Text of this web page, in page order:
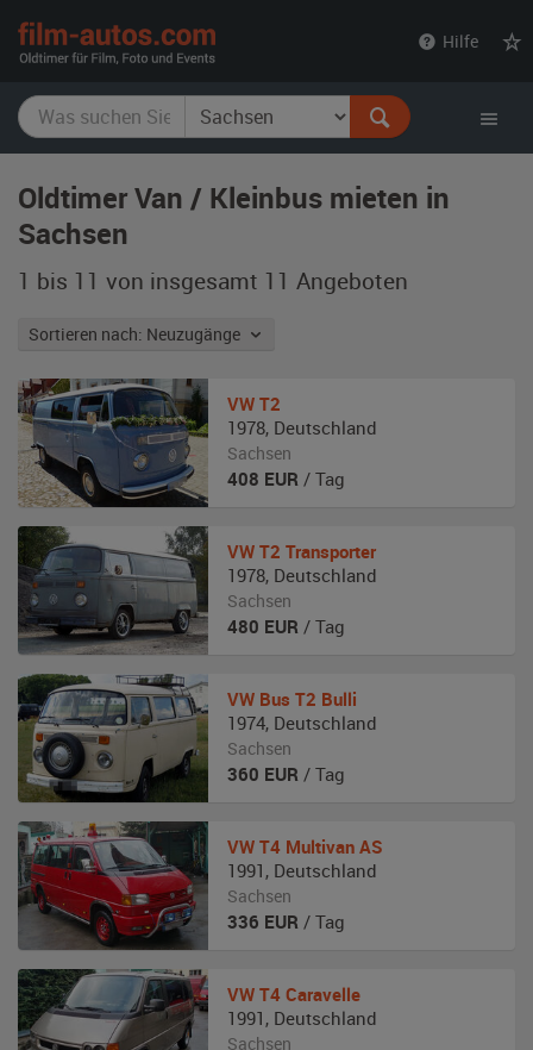
Hilfe
Oldtimer Van / Kleinbus mieten in
Sachsen
1 bis 11 von insgesamt 11 Angeboten
Sortieren nach: Neuzugänge
VW T2
1978, Deutschland
Sachsen
408 EUR / Tag
VW T2 Transporter
1978, Deutschland
Sachsen
480 EUR / Tag
VW Bus T2 Bulli
1974, Deutschland
Sachsen
360 EUR / Tag
VW T4 Multivan AS
1991 , Deutschland
Sachsen
336 EUR / Tag
VW T4 Caravelle
1991 , Deutschland
Sachsen